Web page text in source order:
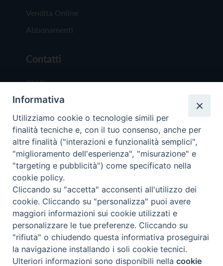
Vendita Online
Abbonamenti
Contatti
Chi Siamo
Redazione
Scrivici
Copyright © 2019 - Tutti i diritti riservati - Vita
Trentina Editrice
Privacy Policy
Torna
Preferenze Cookie
Informativa
Utilizziamo cookie o tecnologie simili per
finalità tecniche e, con il tuo consenso, anche per
altre finalità ("interazioni e funzionalità semplici",
"miglioramento dell'esperienza", "misurazione" e
"targeting e pubblicità") come specificato nella
cookie policy.
Cliccando su "accetta" acconsenti all'utilizzo dei
cookie. Cliccando su "personalizza" puoi avere
maggiori informazioni sui cookie utilizzati e
personalizzare le tue preferenze. Cliccando su
"rifiuta" o chiudendo questa informativa proseguirai
la navigazione installando i soli cookie tecnici.
Ulteriori informazioni sono disponibili nellacookie